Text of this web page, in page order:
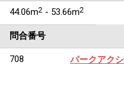
44.06m2 - 53.66m2
問合番号
708 パークアク